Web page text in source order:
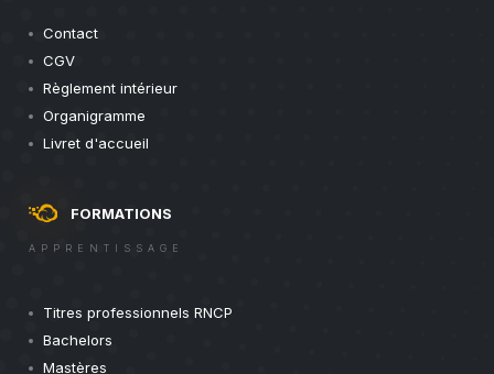
Contact
CGV
Règlement intérieur
Organigramme
Livret d'accueil
FORMATIONS
APPRENTISSAGE
Titres professionnels RNCP
Bachelors
Mastères